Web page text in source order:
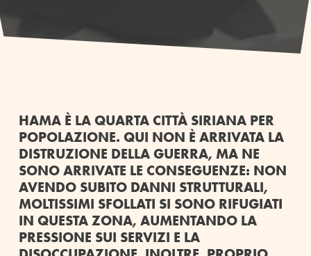
HAMA È LA QUARTA CITTÀ SIRIANA PER
POPOLAZIONE. QUI NON È ARRIVATA LA
DISTRUZIONE DELLA GUERRA, MA NE
SONO ARRIVATE LE CONSEGUENZE: NON
AVENDO SUBITO DANNI STRUTTURALI,
MOLTISSIMI SFOLLATI SI SONO RIFUGIATI
IN QUESTA ZONA, AUMENTANDO LA
PRESSIONE SUI SERVIZI E LA